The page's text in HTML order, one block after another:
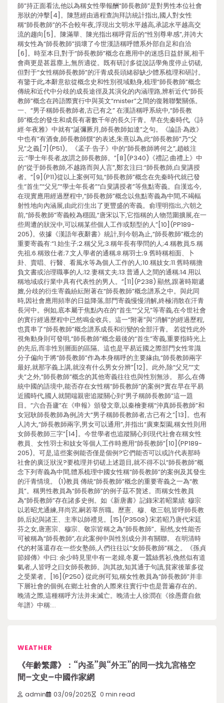
師”持正面看法,他以為稱女性學報酬“師長教師”是對男性本位社會
形狀的沖擊[4]。陳慧經由過程查詢拜訪統計指出,國人對女性
稱“師長教師”的不合較年夜,浮現出文明水平越高,承認水平越高交
流的趨向[5]。陳滿華、陳光指出稱呼背后的“性別尊卑感”,并誇大
稱女性為“師長教師”損壞了今世漢語稱呼體系外部自足和自洽
[6]。時至本日,對于“師長教師”概念在應用中的迷惑日益舒展,相干
會商更是甚囂塵上,無所適從。既有研討多從說話學角度停止切磋,
但對于“女性稱師長教師”的汗青成長頭緒卻缺少體系梳理和研討。
有鑒于此,本辭意欲從概念史和性別視域動身,梳理“師長教師”概念
傳統和近代中分歧的成長途徑及其演化的內涵理路,辨析近代“師長
教師”概念在跨語際實行中與英文“mister”之間的復雜聯繫關係。
一、“男子稱師長教師者,古已有之” 在漢語稱呼系統中,“師長教
師”概念的發生和成長有著數千年的長久汗青。早在先秦時代,《詩
經·年夜雅》中就有“誕彌厥月,師長教師如達”之句。《論語·為政》
中也有“有酒食,師長教師饌”的表述,朱熹以為,此“師長教師”乃“父
兄”之義[7](P51)。《孟子·告子》中的“師長教師將何之”,趙岐注
云:“學士年長者,故謂之師長教師。”[8](P340)《禮記·曲禮上》中
的“從于師長教師,不越路而與人言”,鄭玄注曰:“師長教師,白叟講授
者。”[9](P11)從以上案例可知,“師長教師”概念在先秦時代就已發
生“首生”“父兄”“學士年長者”“白叟講授者”等焦點寄義。自漢迄今,
在現實應用經過歷程中,“師長教師”概念以焦點寄義為中間,不竭輻
射性地向內涵展,由此衍生出了更豐盛的寄義。俞理明指出,六朝之
前,“師長教師”寄義較為穩固,“唐宋以下,它指稱的人物范圍擴展,在一
些周遭的狀況中,可以稱某些個人工作或類型的人”[10](PP189-
205)。依據《漢語年夜辭書》統計,到今朝為止,“師長教師”概念的
重要寄義有:“1.始生子;2.稱父兄;3.稱年長有學問的人;4.稱教員;5.稱
先祖;6.稱致仕者;7.文人學者的通稱;8.稱羽士;9.舊時稱相面、卜
卦、賣唱、行醫、看風水等為個人工作的人;10.稱妓女;11.舊時稱擔
負文書或治理職事的人;12.妻稱丈夫;13.普通人之間的通稱;14.用以
稱地域或行業中具有代表性的男人。”[11](P238) 顯然,跟著時期遞
嬗,分歧的衍生寄義紛紜附著在“師長教師”概念譜系之中。與此同
時,因社會應用頻率的日益降落,部門寄義慢慢消解,終極消散在汗青
長河中。例如,底本屬于焦點內在的“首生”“父兄”等寄義,在今世社會
的實行經過歷程中已然鳴金收兵。這一“附著”與“消解”的經過歷程,
也貫串了“師長教師”概念譜系成長和衍變的全部汗青。 若從性此外
視角動身則可發明,“師長教師”概念最後的“首生”寄義,重要指時光上
的先后,而非性別層面的區隔。這也是平易近國之際部門女性常識
分子偏向于將“師長教師”作為本身稱呼的主要緣由,“師長教師兩字
最好,就那字義上講,就沒有什么男女分辨”[12]。此外,除“父兄”“丈
夫”之外,“師長教師”概念的其他寄義往往也與性別無涉。 那么,在傳
統中國的語境中,能否存在女性稱“師長教師”的案例?實在早在平易
近國時代,國人就開端親密追蹤關心到“男子稱師長教師”這一題
目。“六合吾廬”在《申報》頒發文章,以秦檜妻稱“沖真師長教師”和
女冠耿師長教師為例,誇大“男子稱師長教師者,古已有之”[13]。也有
人誇大,“師長教師兩字,男女可以通用”,并指出“廣東梨園,稱女性則用
女師長教師三字”[14]。今世學者也追蹤關心到現代社會在稱女性
教員、女性羽士和妓女等個人工作時應用“師長教師”[10](PP189-
205)。可是,這些案例能否僅是個例?它們能否可以或許代表那時
社會的廣泛狀況?要梳理并切磋上述題目,就不得不以“師長教師”概
念下列寄義為中間,體系梳理中國女性稱“師長教師”的案例及其發生
的汗青情境。 (1)教員 傳統“師長教師”概念的重要寄義之一為“教
員”。稱男性教員為“師長教師”的例子茲不贅述。而稱女性教員
為“師長教師”存在諸多史例。如《新唐書》記錄宋若昭業績: 穆宗
以若昭尤通練,拜尚宮,嗣若莘所職。歷憲、穆、敬三朝,皆呼師長教
師,后妃與諸王、主率以師禮見。[15](P3508) 宋若昭乃唐代宋廷
芬之女,唐憲宗、穆宗、敬宗皆稱之為“師長教師”。顯然,女性能否
可被稱為“師長教師”,在此案例中與性別成分并有關聯。 在明清時
代的村落還存在一些女塾師,人們往往以“女師長教師”稱之。《孫貞
節婦傳》中曰: 余少時見里中有一老婦,冬夏一蠶絲舊衫,俛然似有道
氣者,人皆呼之曰女師長教師。詢其故,知其通于句讀,貧家後輩多從
之受業者。[16](P250) 從此例可知,稱女性教員為“師長教師”并非
下層社會的個例,在鄉土社會的人際來往實行中也是普遍存在的。
晚清之際,這種稱呼方法并未滅亡。晚清士人徐潤在《徐愚齋自敘
年譜》中稱:…
WEATHER
《年齡繁露》：“內圣”與“外王”的同一找九宮格空
間–文史–中國作家網
admin 03/09/2025 0 min read